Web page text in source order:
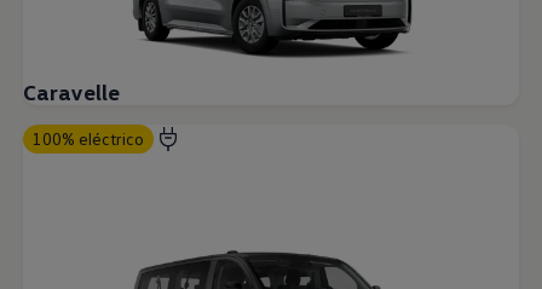
Caravelle
100% eléctrico